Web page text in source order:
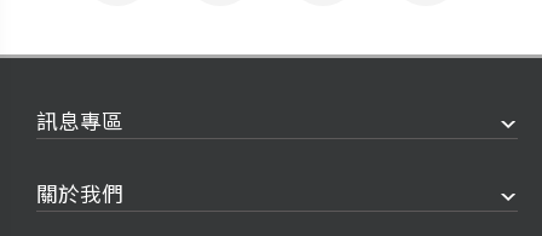
訊息專區
關於我們